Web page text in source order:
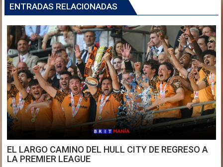
ENTRADAS RELACIONADAS
EL LARGO CAMINO DEL HULL CITY DE REGRESO A
LA PREMIER LEAGUE